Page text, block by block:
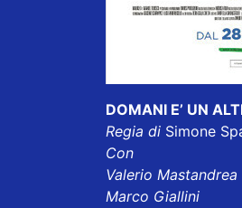
DOMANI E’ UN
Regia di Simone
Con
Valerio Mastandrea
Marco Giallini